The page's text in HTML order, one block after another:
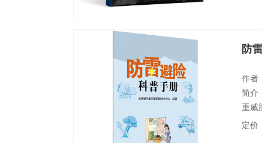
防
作者
简介
重威
雷电
定价